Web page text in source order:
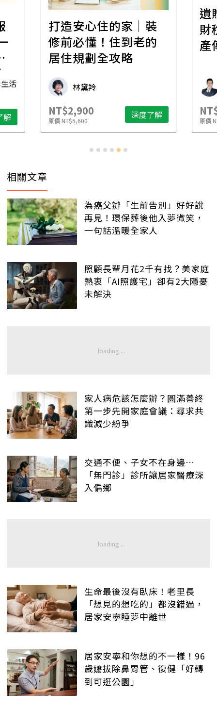
活
解
打造安心住的家｜裝
修前必懂！住到老的
居住規劃全攻略
林黛羚
NT$2,900
原價NT$5,600 深度了解
遺
財
產
原價
相關文章
為癌父辦「生前告別」好好說
再見！環保葬後他入夢微笑，
一句話溫暖全家人
照顧長輩月花2千有找？美家庭
熱衷「AI照護宅」卻有2大隱憂
未解決
家人病危該怎麼辦？圓滿善終
第一步先開家庭會議：尋求共
識減少紛爭
交通不便、子女不在身邊…
「無門診」診所讓居家醫療深
入偏鄉
生命最後沒有臥床！老里長
「想見的想吃的」都沒錯過，
居家安寧睡夢中離世
居家安寧和你想的不一樣！96
歲嬷拔除鼻胃管、復健「好轉
到可逛公園」